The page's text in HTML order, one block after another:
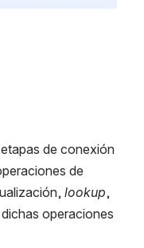
de conexión
de
lookup,
operaciones